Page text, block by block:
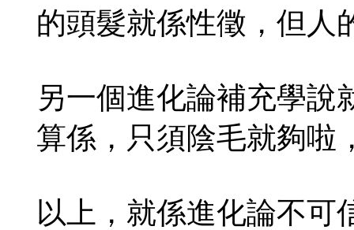
的頭髮就係性徵，但人
另一個進化論補充學說
算係，只須陰毛就夠啦
以上，就係進化論不可